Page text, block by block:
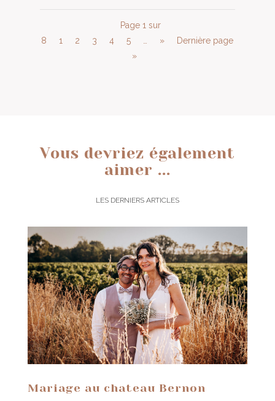
Page 1 sur
8
1 2 3 4 5 »
Dernière page
»
Vous devriez également
aimer ...
LES DERNIERS ARTICLES
Mariage au chateau Bernon